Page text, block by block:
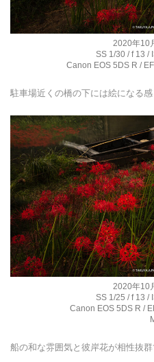
2020年10
SS 1/30 / f 13 /
Canon EOS 5DS R /
駐車場近くの橋の下には絵になる
2020年10
SS 1/25 / f 13 /
Canon EOS 5DS R /
船の和な雰囲気と彼岸花が相性抜